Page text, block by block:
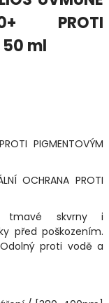
PROTI
50 ml
PIGMENTOVÝM
OCHRANA PROTI
tmavé skvrny i
před poškozením.
proti vodě a